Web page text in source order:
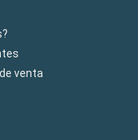
venta